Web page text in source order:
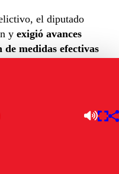
el diputado
y exigió avances
medidas efectivas
nos han tratado de
están controlados y